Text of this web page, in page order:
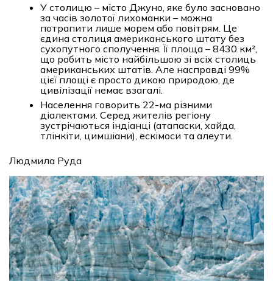
У столицю – місто Джуно, яке було засновано
за часів золотої лихоманки – можна
потрапити лише морем або повітрям. Це
єдина столиця американського штату без
сухопутного сполучення. Її площа – 8430 км²,
що робить місто найбільшою зі всіх столиць
американських штатів. Але насправді 99%
цієї площі є просто дикою природою, де
цивілізації немає взагалі.
Населення говорить 22-ма різними
діалектами. Серед жителів регіону
зустрічаються індіанці (атапаски, хайда,
тлінкіти, цимшіани), ескімоси та алеути.
Людмила Руда